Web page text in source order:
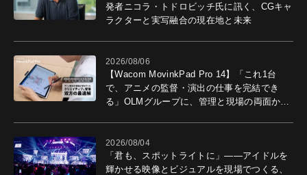
発者ニコラ・トドロビッチ氏に訊く、CGキャ
ラクターと実写融合の現在地と未来
2026/08/06
【Wacom MovinkPad Pro 14】「これ1台
で、アニメの監督・演出の仕事を完結でき
る」OLMグループに、管理と現場の両面から
2026/08/04
「君も、スポットライトに」――アイドルを
輝かせる映像とビジュアルを現場でつくる、